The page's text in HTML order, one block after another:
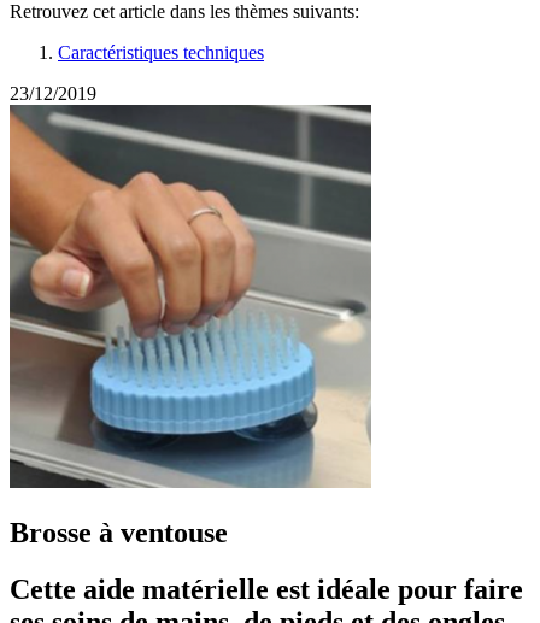
Retrouvez cet article dans les thèmes suivants:
Caractéristiques techniques
23/12/2019
Brosse à ventouse
Cette aide matérielle est idéale pour faire